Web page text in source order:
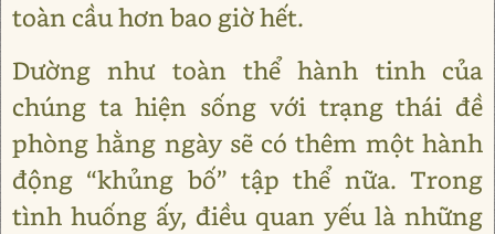
toàn cầu hơn bao giờ hết.
Dường như toàn thể hành tinh của
chúng ta hiện sống với trạng thái đề
phòng hằng ngày sẽ có thêm một hành
động “khủng bố” tập thể nữa. Trong
tình huống ấy, điều quan yếu là những